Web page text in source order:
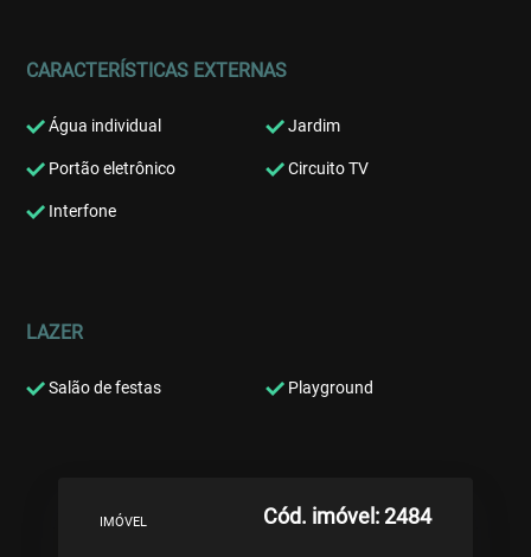
CARACTERÍSTICAS EXTERNAS
Água individual Jardim
Portão eletrônico Circuito TV
Interfone
LAZER
Salão de festas Playground
IMÓVEL Cód. imóvel: 2484